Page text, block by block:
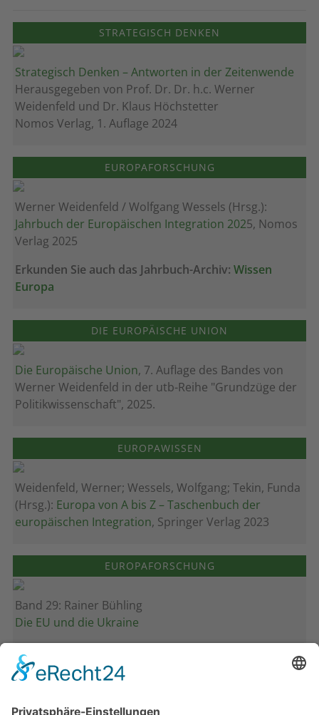
STRATEGISCH DENKEN
Strategisch Denken – Antworten in der Zeitenwende
Herausgegeben von Prof. Dr. Dr. h.c. Werner
Weidenfeld und Dr. Klaus Höchstetter
Nomos Verlag, 1. Auflage 2024
EUROPAFORSCHUNG
Werner Weidenfeld / Wolfgang Wessels (Hrsg.):
Jahrbuch der Europäischen Integration 2025, Nomos
Verlag 2025
Erkunden Sie auch das Jahrbuch-Archiv: Wissen
Europa
DIE EUROPÄISCHE UNION
Die Europäische Union, 7. Auflage des Bandes von
Werner Weidenfeld in der utb-Reihe "Grundzüge der
Politikwissenschaft", 2025.
EUROPAWISSEN
Weidenfeld, Werner; Wessels, Wolfgang; Tekin, Funda
(Hrsg.): Europa von A bis Z – Taschenbuch der
europäischen Integration, Springer Verlag 2023
EUROPAFORSCHUNG
Band 29: Rainer Bühling
Die EU und die Ukraine
Band 28: Andrea Zeller
Eurorettung um jeden Preis?